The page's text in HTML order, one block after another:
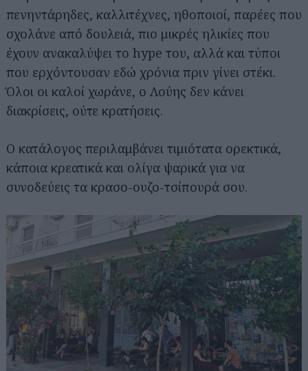
πενηντάρηδες, καλλιτέχνες, ηθοποιοί, παρέες που
σχολάνε από δουλειά, πιο μικρές ηλικίες που
έχουν ανακαλύψει το hype του, αλλά και τύποι
που ερχόντουσαν εδώ χρόνια πριν γίνει στέκι.
Όλοι οι καλοί χωράνε, ο Λούης δεν κάνει
διακρίσεις, ούτε κρατήσεις.
Ο κατάλογος περιλαμβάνει τιμιότατα ορεκτικά,
κάποια κρεατικά και ολίγα ψαρικά για να
συνοδεύεις τα κρασο-ουζο-τσίπουρά σου.